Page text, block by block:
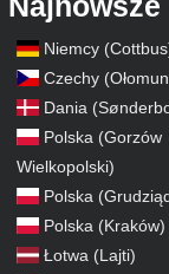
Niemcy
Czechy
Dania
Polska (Gorzów
Wielkopolski)
Polska
Polska (Kraków)
Łotwa (Lajti)